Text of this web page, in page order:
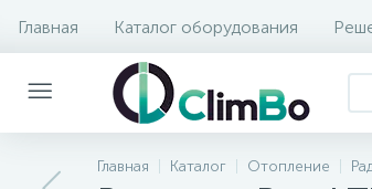
Главная Каталог оборудования
Главная Каталог Отопление